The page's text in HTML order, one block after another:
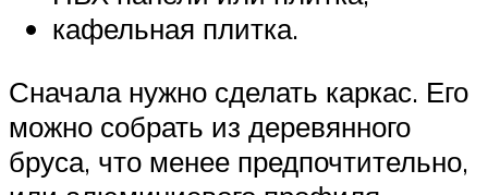
кафельная плитка.
Сначала нужно сделать каркас. Его
можно собрать из деревянного
бруса, что менее предпочтительно,